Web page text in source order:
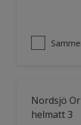
Nordsjö
helmatt 3